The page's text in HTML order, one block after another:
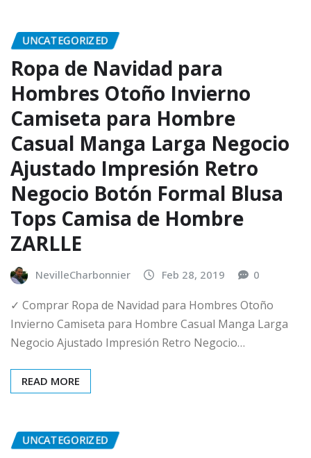
UNCATEGORIZED
Ropa de Navidad para
Hombres Otoño Invierno
Camiseta para Hombre
Casual Manga Larga Negocio
Ajustado Impresión Retro
Negocio Botón Formal Blusa
Tops Camisa de Hombre
ZARLLE
NevilleCharbonnier Feb 28, 2019 0
✓ Comprar Ropa de Navidad para Hombres Otoño
Invierno Camiseta para Hombre Casual Manga Larga
Negocio Ajustado Impresión Retro Negocio…
READ MORE
UNCATEGORIZED